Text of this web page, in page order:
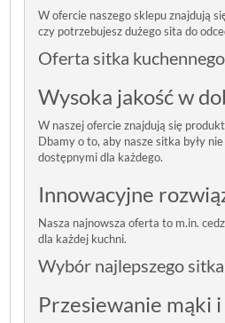
W ofercie naszego sklepu znajdują
czy potrzebujesz dużego sita do
Oferta sitka kuchennego
Wysoka jakość w
W naszej ofercie znajdują się
Dbamy o to, aby nasze sitka były
dostępnymi dla każdego.
Innowacyjne
Nasza najnowsza oferta to m.in.
dla każdej kuchni.
Wybór najlepszego
Przesiewanie mąki